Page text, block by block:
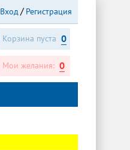
Вход Регистрация
Корзина пуста 0
Мои желания: 0